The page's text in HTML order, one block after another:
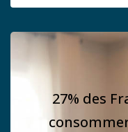
27% des